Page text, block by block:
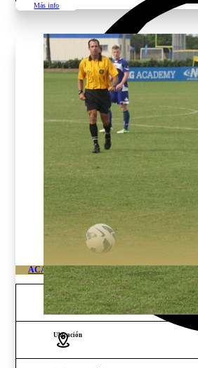
Más info
ACADEMIA DE FÚTBOL DE ALTO
Edad y género
Ubicación